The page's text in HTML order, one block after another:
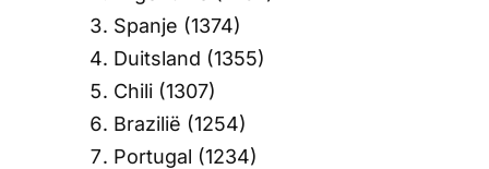
Spanje (1374)
Duitsland (1355)
Chili (1307)
Brazilië (1254)
Portugal (1234)